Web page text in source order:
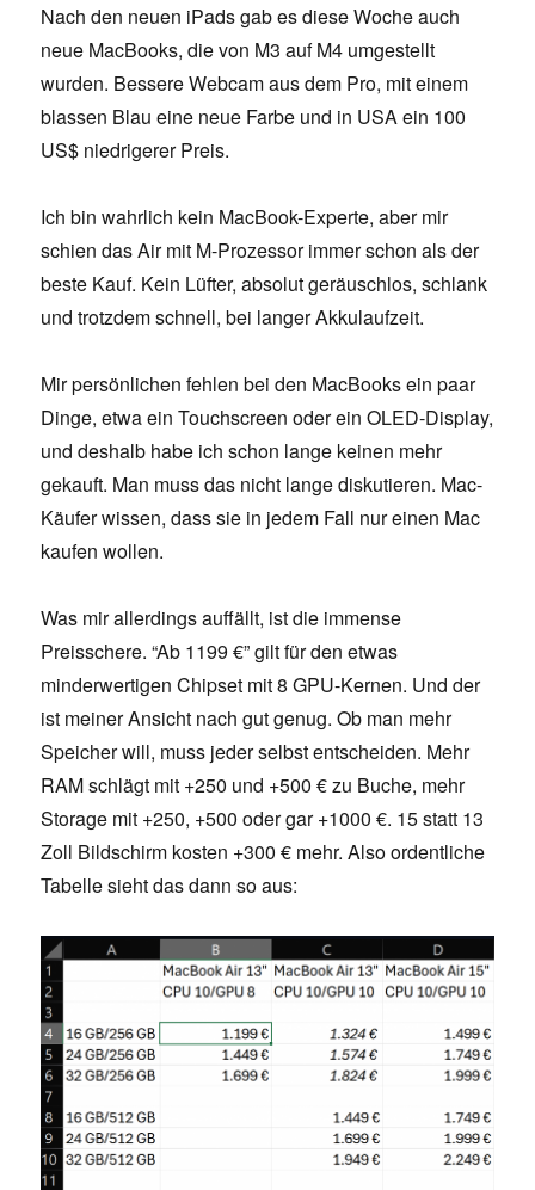
Legende
geht
#stuffthatworks
Nach den neuen iPads gab es diese Woche auch
neue MacBooks, die von M3 auf M4 umgestellt
wurden. Bessere Webcam aus dem Pro, mit einem
blassen Blau eine neue Farbe und in USA ein 100
US$ niedrigerer Preis.
Ich bin wahrlich kein MacBook-Experte, aber mir
schien das Air mit M-Prozessor immer schon als der
beste Kauf. Kein Lüfter, absolut geräuschlos, schlank
und trotzdem schnell, bei langer Akkulaufzeit.
Mir persönlichen fehlen bei den MacBooks ein paar
Dinge, etwa ein Touchscreen oder ein OLED-Display,
und deshalb habe ich schon lange keinen mehr
gekauft. Man muss das nicht lange diskutieren. Mac-
Käufer wissen, dass sie in jedem Fall nur einen Mac
kaufen wollen.
Was mir allerdings auffällt, ist die immense
Preisschere. “Ab 1199 €” gilt für den etwas
minderwertigen Chipset mit 8 GPU-Kernen. Und der
ist meiner Ansicht nach gut genug. Ob man mehr
Speicher will, muss jeder selbst entscheiden. Mehr
RAM schlägt mit +250 und +500 € zu Buche, mehr
Storage mit +250, +500 oder gar +1000 €. 15 statt 13
Zoll Bildschirm kosten +300 € mehr. Also ordentliche
Tabelle sieht das dann so aus: